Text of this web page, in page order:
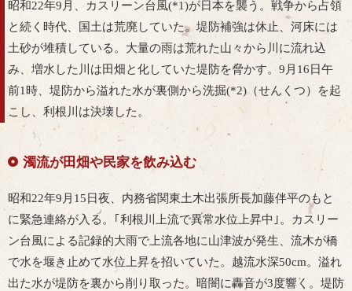
昭和22年9月、カスリーン台風(*1)が日本を襲う。戦争から占領
と続く時代、国土は荒廃していた。堤防補強は休止、河床には
土砂が堆積している。大量の雨は荒れた山々から川に流れ込
み、増水した川は田畑と化していた堤防を脅かす。9月16日午
前1時、堤防から溢れた水が裏側から洗掘(*2)（せんくつ）を起
こし、利根川は決壊した。
濁流が田畑や民家を飲み込む
昭和22年9月15日夜、内務省関東土木出張所長加藤伴平のもと
に緊急連絡が入る。｢利根川上流で異常水位上昇中｣。カスリー
ン台風による記録的大雨で上流各地に山津波が発生、流木が橋
で水を堰き止めて水位上昇を招いていた。越流水深50cm。溢れ
出た水が堤防を裏から削り取った。暗闇に轟音が3度響く。堤防